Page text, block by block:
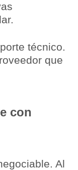
técnico.
que
con
Al